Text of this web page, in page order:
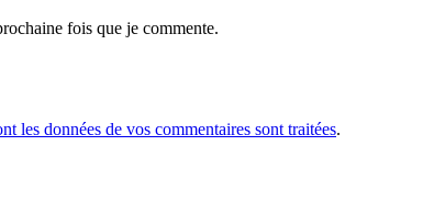
fois que je commente.
les données de vos commentaires sont traitées.